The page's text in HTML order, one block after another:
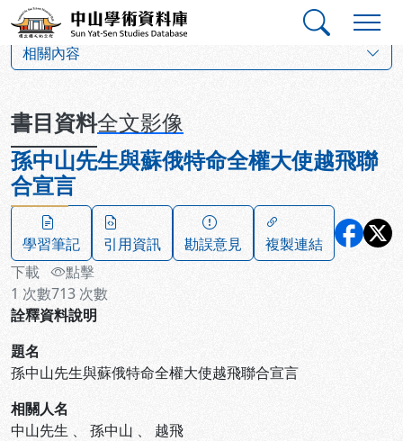
跳到主要內容
中山學術資料庫
相關內容
書目資料全文影像
孫中山先生與蘇俄特命全權大使越飛聯
合宣言
學習筆記 引用資訊 勘誤意見
複製連結
下載
1 次數
點擊
713 次數
詮釋資料說明
題名
孫中山先生與蘇俄特命全權大使越飛聯合宣言
相關人名
中山先生 、 孫中山 、 越飛